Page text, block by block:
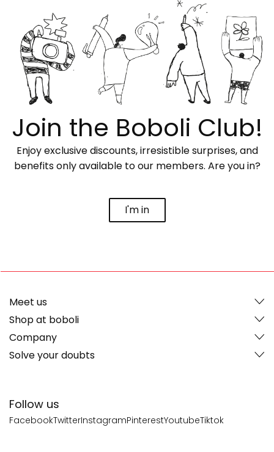
Join the Boboli Club!
Enjoy exclusive discounts, irresistible surprises, and
benefits only available to our members. Are you in?
I'm in
Follow us
FacebookTwitterInstagramPinterestYoutubeTiktok
Meet us
Shop at boboli
Company
Solve your doubts